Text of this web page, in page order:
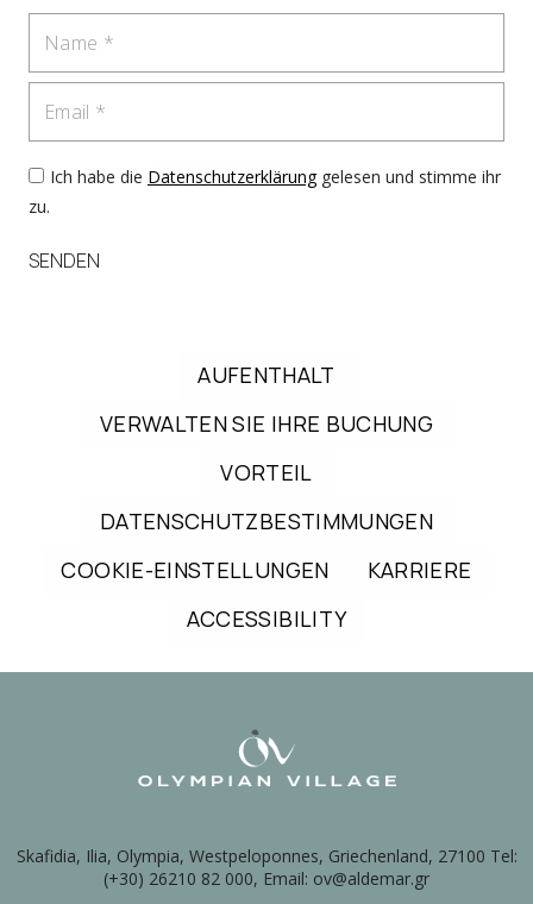
Ich habe die Datenschutzerklärunggelesen und stimme ihr
zu.
SENDEN
AUFENTHALT
VERWALTEN SIE IHRE BUCHUNG
VORTEIL
DATENSCHUTZBESTIMMUNGEN
COOKIE-EINSTELLUNGEN
KARRIERE
ACCESSIBILITY
Skafidia, Ilia, Olympia, Westpeloponnes, Griechenland, 27100 Tel:
(+30) 26210 82 000, Email: ov@aldemar.gr